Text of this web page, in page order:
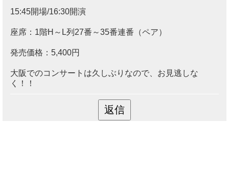
15:45開場/16:30開演
座席：1階H～L列27番～35番連番（ペア）
発売価格：5,400円
大阪でのコンサートは久しぶりなので、お見逃しな
く！！